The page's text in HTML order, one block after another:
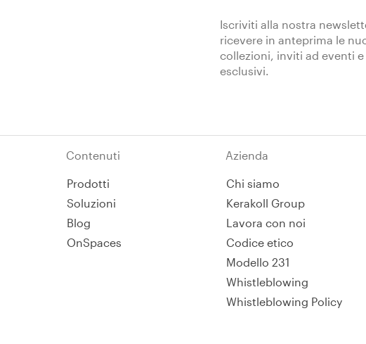
Iscriviti alla nostra
ricevere in anteprima le
collezioni, inviti ad eventi e
esclusivi.
Contenuti
Prodotti
Soluzioni
Blog
OnSpaces
Azienda
Chi siamo
Kerakoll Group
Lavora con noi
Codice etico
Modello 231
Whistleblowing
Whistleblowing Policy